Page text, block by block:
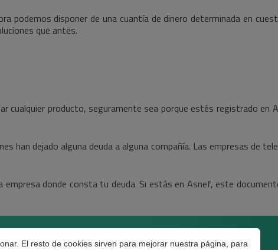
El resto de cookies sirven para mejorar nuestra página, para
podemos disponer de una cuantía de dinero determinada en
que antes.
producto, seguramente sea porque estés registrado en
han dejado alguna deuda a alguna compañía. Las empresas de
donde consta tu deuda. Si estás en Asnef, este